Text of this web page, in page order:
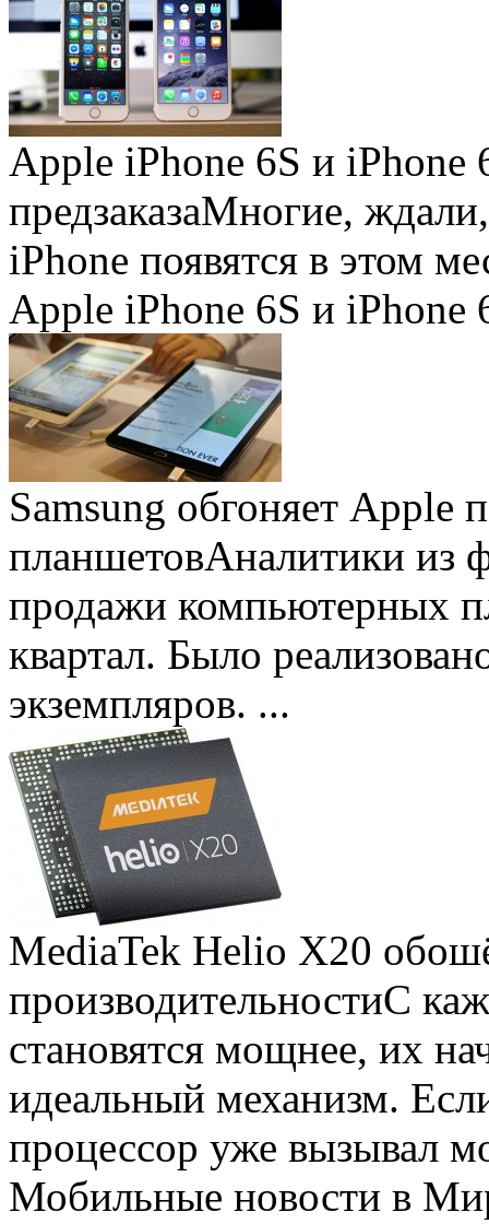
Apple iPhone 6S и iPhone
предзаказаМногие, ждали,
iPhone появятся в этом
Apple iPhone 6S и iPhone
Samsung обгоняет Apple
планшетовАналитики из
продажи компьютерных
квартал. Было
экземпляров. ...
MediaTek Helio X20
производительностиС
становятся мощнее, их
идеальный механизм.
процессор уже вызывал
Мобильные новости в